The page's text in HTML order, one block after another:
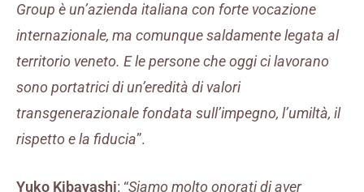
Group è un’azienda italiana con forte vocazione
internazionale, ma comunque saldamente legata al
territorio veneto. E le persone che oggi ci lavorano
sono portatrici di un’eredità di valori
transgenerazionale fondata sull’impegno, l’umiltà, il
rispetto e la fiducia”.
Yuko Kibayashi: “Siamo molto onorati di aver